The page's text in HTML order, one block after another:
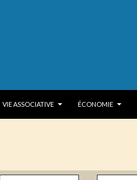
VIE ASSOCIATIVE ÉCONOMIE